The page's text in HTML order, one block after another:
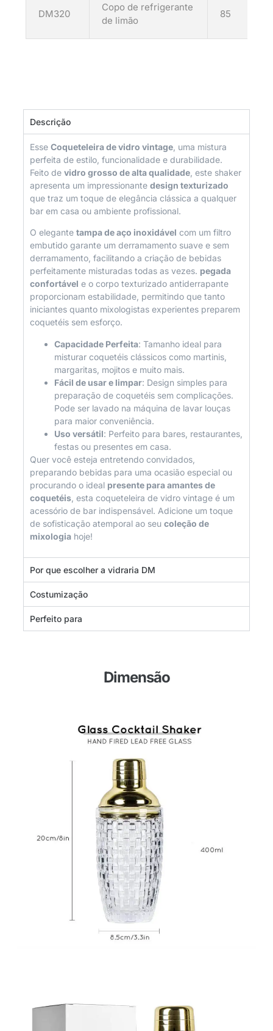
DM320
Copo de refrigerante
de limão
85
Descrição
Esse Coqueteleira de vidro vintage , uma mistura
perfeita de estilo, funcionalidade e durabilidade.
Feito de vidro grosso de alta qualidade , este shaker
apresenta um impressionante design texturizado
que traz um toque de elegância clássica a qualquer
bar em casa ou ambiente profissional.
O elegante tampa de aço inoxidável com um filtro
embutido garante um derramamento suave e sem
derramamento, facilitando a criação de bebidas
perfeitamente misturadas todas as vezes. pegada
confortável e o corpo texturizado antiderrapante
proporcionam estabilidade, permitindo que tanto
iniciantes quanto mixologistas experientes preparem
coquetéis sem esforço.
Capacidade Perfeita: Tamanho ideal para
misturar coquetéis clássicos como martinis,
margaritas, mojitos e muito mais.
Fácil de usar e limpar: Design simples para
preparação de coquetéis sem complicações.
Pode ser lavado na máquina de lavar louças
para maior conveniência.
Uso versátil: Perfeito para bares, restaurantes,
festas ou presentes em casa.
Quer você esteja entretendo convidados,
preparando bebidas para uma ocasião especial ou
procurando o ideal presente para amantes de
coquetéis , esta coqueteleira de vidro vintage é um
acessório de bar indispensável. Adicione um toque
de sofisticação atemporal ao seu coleção de
mixologia hoje!
Por que escolher a vidraria DM
Costumização
Perfeito para
Dimensão